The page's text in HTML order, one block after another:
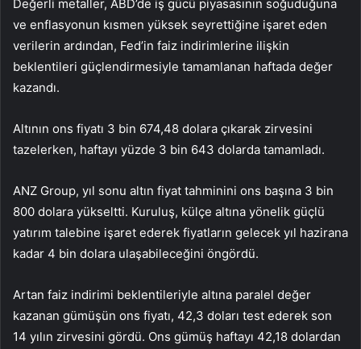
Değerli metaller, ABD’de iş gücü piyasasının soğuduğuna
ve enflasyonun kısmen yüksek seyrettiğine işaret eden
verilerin ardından, Fed’in faiz indirimlerine ilişkin
beklentileri güçlendirmesiyle tamamlanan haftada değer
kazandı.
Altının ons fiyatı 3 bin 674,48 dolara çıkarak zirvesini
tazelerken, haftayı yüzde 3 bin 643 dolarda tamamladı.
ANZ Group, yıl sonu altın fiyat tahminini ons başına 3 bin
800 dolara yükseltti. Kuruluş, külçe altına yönelik güçlü
yatırım talebine işaret ederek fiyatların gelecek yıl hazirana
kadar 4 bin dolara ulaşabileceğini öngördü.
Artan faiz indirimi beklentileriyle altına paralel değer
kazanan gümüşün ons fiyatı, 42,3 doları test ederek son
14 yılın zirvesini gördü. Ons gümüş haftayı 42,18 dolardan